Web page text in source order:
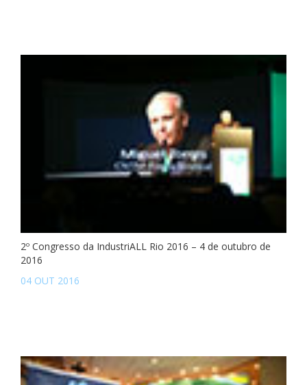
2º Congresso da IndustriALL Rio 2016 – 4 de outubro de
2016
04 OUT 2016